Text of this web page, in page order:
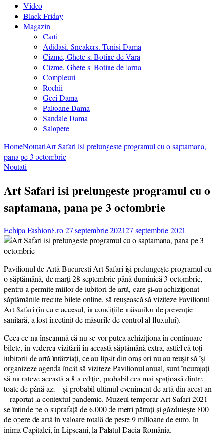
Video
Black Friday
Magazin
Carti
Adidasi. Sneakers. Tenisi Dama
Cizme, Ghete si Botine de Vara
Cizme, Ghete si Botine de Iarna
Compleuri
Rochii
Geci Dama
Paltoane Dama
Sandale Dama
Salopete
HomeNoutatiArt Safari isi prelungeste programul cu o saptamana,
pana pe 3 octombrie
Noutati
Art Safari isi prelungeste programul cu o
saptamana, pana pe 3 octombrie
Echipa Fashion8.ro27 septembrie 202127 septembrie 2021
Pavilionul de Artă București Art Safari își prelungește programul cu
o săptămână, de marți 28 septembrie până duminică 3 octombrie,
pentru a permite miilor de iubitori de artă, care și-au achiziționat
săptămânile trecute bilete online, să reușească să viziteze Pavilionul
Art Safari (în care accesul, în condițiile măsurilor de prevenție
sanitară, a fost încetinit de măsurile de control al fluxului).
Ceea ce nu înseamnă că nu se vor putea achiziționa în continuare
bilete, în vederea vizitării în această săptămână extra, astfel că toți
iubitorii de artă întârziați, ce au lipsit din oraș ori nu au reușit să își
organizeze agenda încât să viziteze Pavilionul anual, sunt încurajați
să nu rateze această a 8-a ediție, probabil cea mai spațioasă dintre
toate de până azi – și probabil ultimul eveniment de artă din acest an
– raportat la contextul pandemic. Muzeul temporar Art Safari 2021
se întinde pe o suprafață de 6.000 de metri pătrați și găzduiește 800
de opere de artă în valoare totală de peste 9 milioane de euro, în
inima Capitalei, în Lipscani, la Palatul Dacia-România.